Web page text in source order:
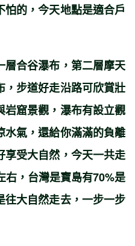
的，今天地點是適合戶
合谷瀑布，第二層摩天
步道好走沿路可欣賞壯
窟景觀，瀑布有設立觀
氣，還給你滿滿的負離
享受大自然，今天一共走
右，台灣是寶島有70%是
往大自然走去，一步一步